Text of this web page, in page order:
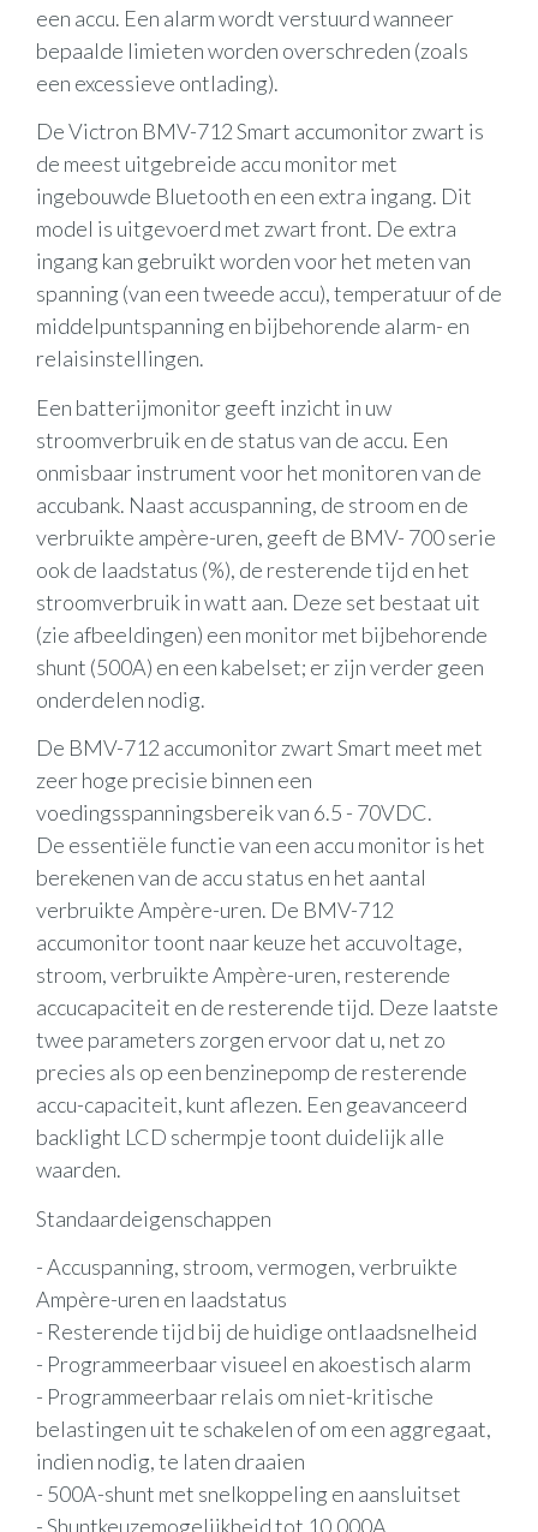
een accu. Een alarm wordt verstuurd wanneer
bepaalde limieten worden overschreden (zoals
een excessieve ontlading).
De Victron BMV-712 Smart accumonitor zwart is
de meest uitgebreide accu monitor met
ingebouwde Bluetooth en een extra ingang. Dit
model is uitgevoerd met zwart front. De extra
ingang kan gebruikt worden voor het meten van
spanning (van een tweede accu), temperatuur of de
middelpuntspanning en bijbehorende alarm- en
relaisinstellingen.
Een batterijmonitor geeft inzicht in uw
stroomverbruik en de status van de accu. Een
onmisbaar instrument voor het monitoren van de
accubank. Naast accuspanning, de stroom en de
verbruikte ampère-uren, geeft de BMV- 700 serie
ook de laadstatus (%), de resterende tijd en het
stroomverbruik in watt aan. Deze set bestaat uit
(zie afbeeldingen) een monitor met bijbehorende
shunt (500A) en een kabelset; er zijn verder geen
onderdelen nodig.
De BMV-712 accumonitor zwart Smart meet met
zeer hoge precisie binnen een
voedingsspanningsbereik van 6.5 - 70VDC.
De essentiële functie van een accu monitor is het
berekenen van de accu status en het aantal
verbruikte Ampère-uren. De BMV-712
accumonitor toont naar keuze het accuvoltage,
stroom, verbruikte Ampère-uren, resterende
accucapaciteit en de resterende tijd. Deze laatste
twee parameters zorgen ervoor dat u, net zo
precies als op een benzinepomp de resterende
accu-capaciteit, kunt aflezen. Een geavanceerd
backlight LCD schermpje toont duidelijk alle
waarden.
Standaardeigenschappen
- Accuspanning, stroom, vermogen, verbruikte
Ampère-uren en laadstatus
- Resterende tijd bij de huidige ontlaadsnelheid
- Programmeerbaar visueel en akoestisch alarm
- Programmeerbaar relais om niet-kritische
belastingen uit te schakelen of om een aggregaat,
indien nodig, te laten draaien
- 500A-shunt met snelkoppeling en aansluitset
- Shuntkeuzemogelijkheid tot 10.000A